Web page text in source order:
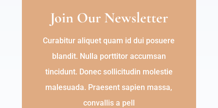
Join Our Newsletter
Curabitur aliquet quam id dui posuere
blandit. Nulla porttitor accumsan
tincidunt. Donec sollicitudin molestie
malesuada. Praesent sapien massa,
convallis a pell